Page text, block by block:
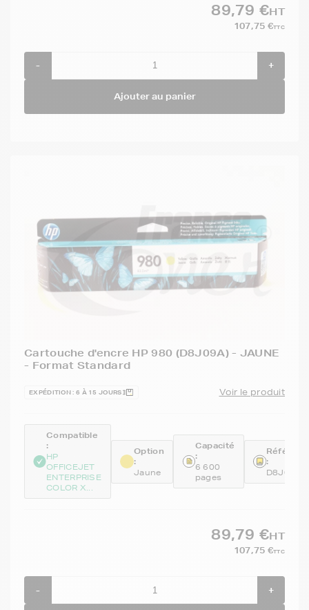
89,79 €HT
107,75 €TTC
- +
Ajouter au panier
Cartouche d'encre HP 980 (D8J09A) - JAUNE
- Format Standard
EXPÉDITION : 6 À 15 JOURS Voir le produit
Compatible
:
HP
OFFICEJET
ENTERPRISE
COLOR X...
Option
:
Jaune
Capacité
:
6 600
pages
:
D8J09A
89,79 €HT
107,75 €TTC
- +